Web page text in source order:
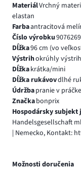
MateriálVrchný
elastan
Farbaantracitová
Číslo výrobku
Dĺžka96 cm (vo
Výstrihokrúhly
Dĺžkakrátka/mini
Dĺžka rukávovdlhé
Údržbapranie v
Značkabonprix
Hospodársky subjekt
Handelsgesellschaft
| Nemecko, Kontakt:
Možnosti doručenia